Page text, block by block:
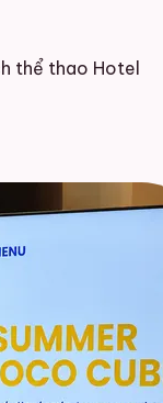
thể thao Hotel